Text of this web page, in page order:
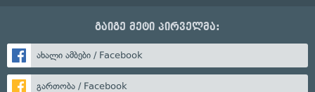
გაიგე მეტი პირველმა:
ახალი ამბები / Facebook
გართობა / Facebook